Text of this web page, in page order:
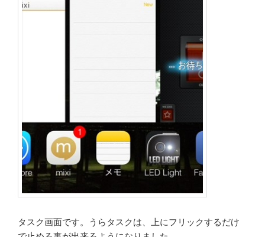
タスク画面です。うらタスクは、上にフリックするだけ